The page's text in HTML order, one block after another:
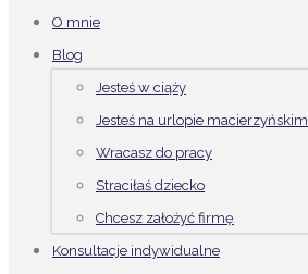
O mnie
Blog
Jesteś w ciąży
Jesteś na urlopie macierzyńskim
Wracasz do pracy
Straciłaś dziecko
Chcesz założyć firmę
Konsultacje indywidualne